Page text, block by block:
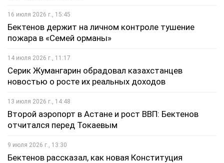
16 июля 2026 г., 15:45
Бектенов держит на личном контроле тушение
пожара в «Семей орманы»
14 июля 2026 г., 11:17
Серик Жумангарин обрадовал казахстанцев
новостью о росте их реальных доходов
13 июля 2026 г., 14:48
Второй аэропорт в Астане и рост ВВП: Бектенов
отчитался перед Токаевым
9 июля 2026 г., 13:30
Бектенов рассказал, как новая Конституция